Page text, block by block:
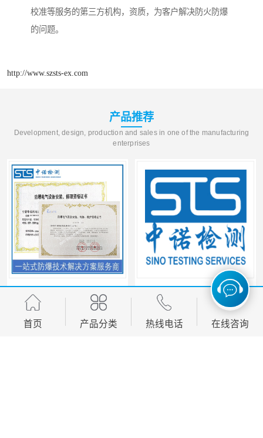
校准等服务的第三方机构，资质，为客户解决防火防爆
的问题。
http://www.szsts-ex.com
产品推荐
Development, design, production and sales in one of the manufacturing
enterprises
西宁防爆电器设备维修资质办理流程
首页 产品分类 热线电话 在线咨询